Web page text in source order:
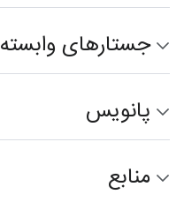
جستارهای وابسته
پانویس
منابع